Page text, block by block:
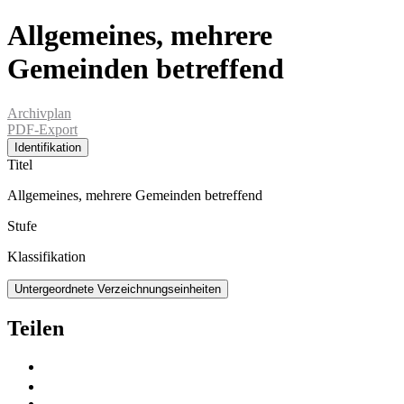
Allgemeines, mehrere
Gemeinden betreffend
Archivplan
PDF-Export
Identifikation
Titel
Allgemeines, mehrere Gemeinden betreffend
Stufe
Klassifikation
Untergeordnete Verzeichnungseinheiten
Teilen